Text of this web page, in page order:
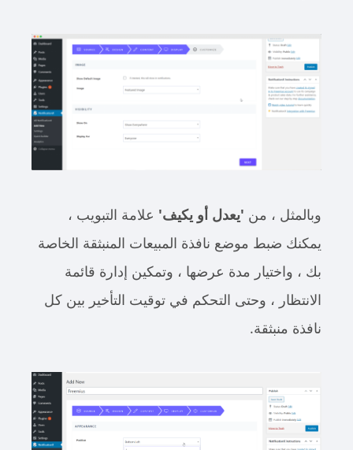
وبالمثل ، من'يعدل أو يكيف'علامة التبويب ،
يمكنك ضبط موضع نافذة المبيعات المنبثقة الخاصة
بك ، واختيار مدة عرضها ، وتمكين إدارة قائمة
الانتظار ، وحتى التحكم في توقيت التأخير بين كل
نافذة منبثقة.